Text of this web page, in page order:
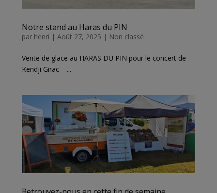
Notre stand au Haras du PIN
par henri | Août 27, 2025 | Non classé
Vente de glace au HARAS DU PIN pour le concert de
Kendji Girac ...